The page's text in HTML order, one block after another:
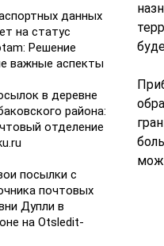
данных
на статус
Решение
важные аспекты
в деревне
района:
отделение
посылки с
почтовых
Дупли в
на Otsledit-